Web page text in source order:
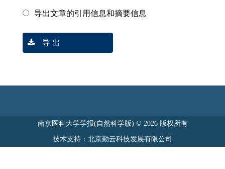
导出文章的引用信息和摘要信息
导 出
南京医科大学学报(自然科学版) © 2026 版权所有
技术支持：北京勤云科技发展有限公司